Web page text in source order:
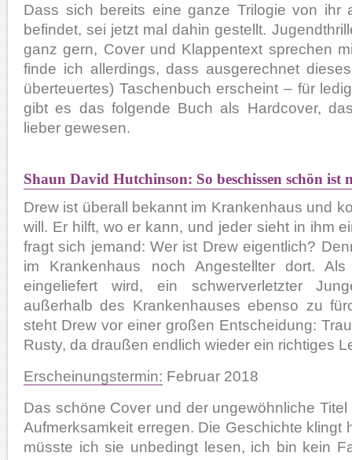
Dass sich bereits eine ganze Trilogie von ihr
befindet, sei jetzt mal dahin gestellt.
ganz gern, Cover und Klappentext sprechen
finde ich allerdings, dass ausgerechnet
überteuertes) Taschenbuch erscheint – für
gibt es das folgende Buch als Hardcover,
lieber gewesen.
Shaun David Hutchinson: So beschissen schön ist
Drew ist überall bekannt im Krankenhaus und
will. Er hilft, wo er kann, und jeder sieht in ihm
fragt sich jemand: Wer ist Drew eigentlich?
im Krankenhaus noch Angestellter dort.
eingeliefert wird, ein schwerverletzter
außerhalb des Krankenhauses ebenso zu
steht Drew vor einer großen Entscheidung:
Rusty, da draußen endlich wieder ein richtiges
Erscheinungstermin: Februar 2018
Das schöne Cover und der ungewöhnliche
Aufmerksamkeit erregen. Die Geschichte klingt
müsste ich sie unbedingt lesen, ich bin kein